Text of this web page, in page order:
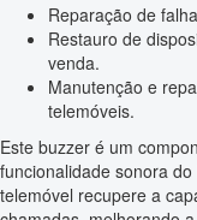
Reparação de
Restauro de
venda.
Manutenção e
telemóveis.
Este buzzer é um
funcionalidade sonora
telemóvel recupere a